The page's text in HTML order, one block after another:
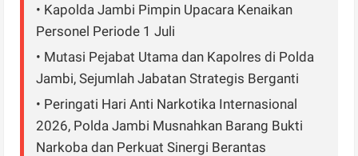
• Kapolda Jambi Pimpin Upacara Kenaikan
Personel Periode 1 Juli
• Mutasi Pejabat Utama dan Kapolres di Polda
Jambi, Sejumlah Jabatan Strategis Berganti
• Peringati Hari Anti Narkotika Internasional
2026, Polda Jambi Musnahkan Barang Bukti
Narkoba dan Perkuat Sinergi Berantas